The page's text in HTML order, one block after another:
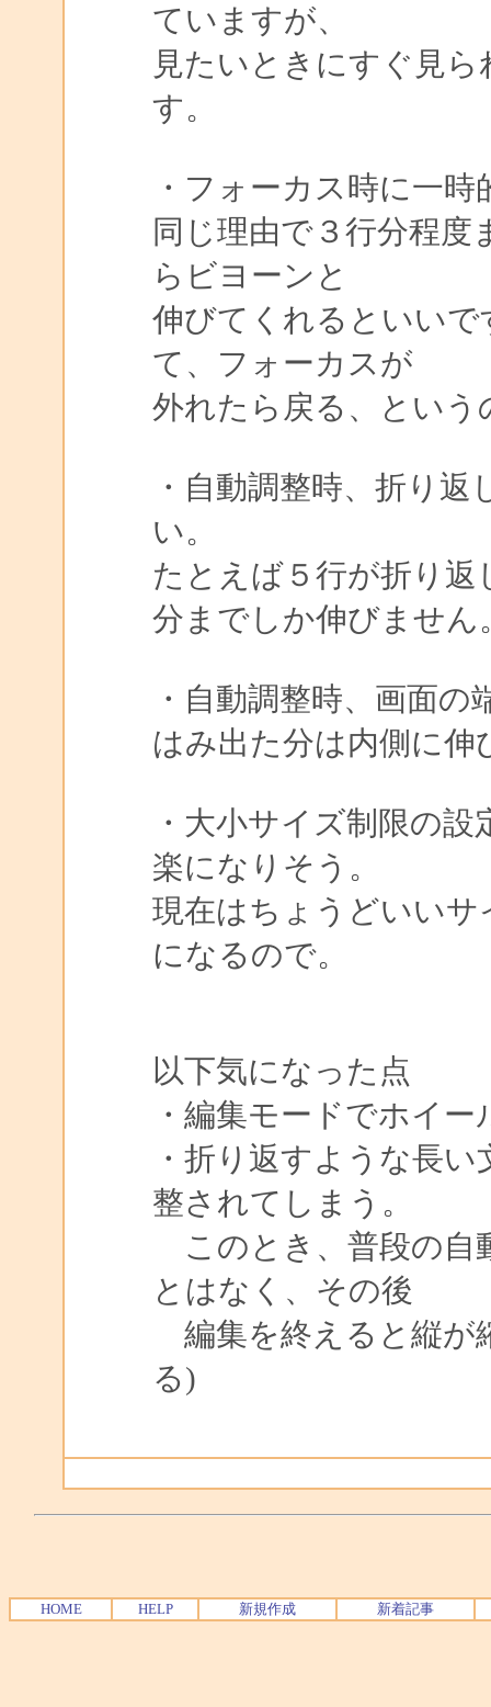
ていますが、
見たいときにすぐ見
す。
・フォーカス時に一
同じ理由で３行分程
らビヨーンと
伸びてくれるといい
て、フォーカスが
外れたら戻る、とい
・自動調整時、折り
い。
たとえば５行が折り
分までしか伸びません
・自動調整時、画面
はみ出た分は内側に伸
・大小サイズ制限の
楽になりそう。
現在はちょうどいい
になるので。
以下気になった点
・編集モードでホイ
・折り返すような長
整されてしまう。
このとき、普段の自
とはなく、その後
編集を終えると縦が
る)
HOME HELP 新規作成 新着記事